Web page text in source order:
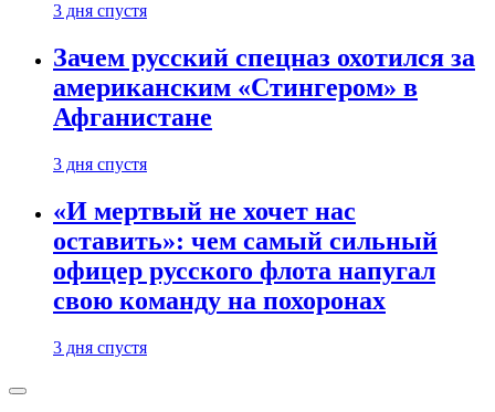
3 дня спустя
Зачем русский спецназ охотился за
американским «Стингером» в
Афганистане
3 дня спустя
«И мертвый не хочет нас
оставить»: чем самый сильный
офицер русского флота напугал
свою команду на похоронах
3 дня спустя